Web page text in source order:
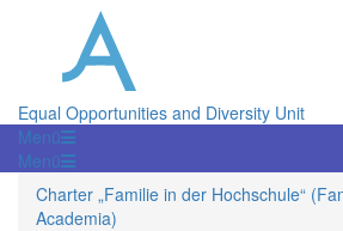
Equal Opportunities and Diversity Unit
Menü
Menü
Charter „Familie in der Hochschule“
Academia)